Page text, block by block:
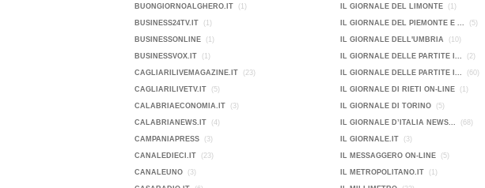
BUONGIORNOALGHERO.IT (1)
BUSINESS24TV.IT (1)
BUSINESSONLINE (1)
BUSINESSVOX.IT (1)
CAGLIARILIVEMAGAZINE.IT (23)
CAGLIARILIVETV.IT (5)
CALABRIAECONOMIA.IT (3)
CALABRIANEWS.IT (4)
CAMPANIAPRESS (3)
CANALEDIECI.IT (23)
CANALEUNO (3)
IL GIORNALE DEL LIMONTE (1)
IL GIORNALE DEL PIEMONTE E ... (5)
IL GIORNALE DELL'UMBRIA (10)
IL GIORNALE DELLE PARTITE I... (2)
IL GIORNALE DELLE PARTITE I... (60)
IL GIORNALE DI RIETI ON-LINE (1)
IL GIORNALE DI TORINO (5)
IL GIORNALE D’ITALIA NEWS... (68)
IL GIORNALE.IT (3)
IL MESSAGGERO ON-LINE (5)
IL METROPOLITANO.IT (1)